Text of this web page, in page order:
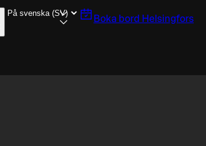
Boka bord Helsingfors